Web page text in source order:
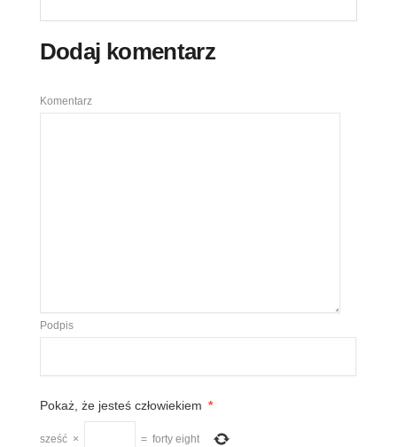
Dodaj komentarz
Komentarz
Podpis
Pokaż, że jesteś człowiekiem *
sześć × = forty eight